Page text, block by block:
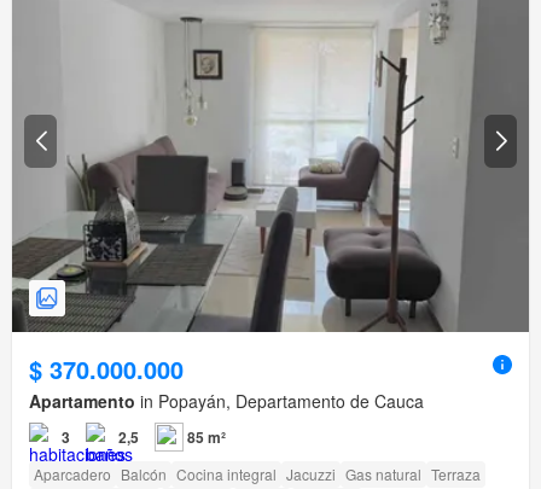
$ 370.000.000
Apartamento in Popayán, Departamento de Cauca
3 2,5 85 m²
Aparcadero Balcón Cocina integral Jacuzzi Gas natural Terraza